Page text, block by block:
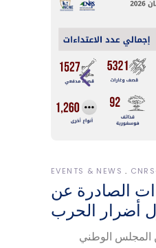
EVENTS & NEWS
الصادرة عن
أضرار الحرب
المجلس الوطني